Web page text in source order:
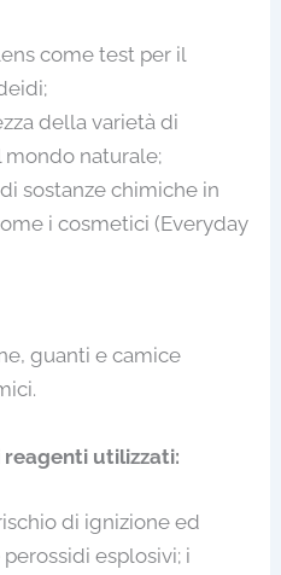
come test per il
della varietà di
naturale;
sostanze chimiche in
i cosmetici (Everyday
guanti e camice
reagenti utilizzati:
di ignizione ed
esplosivi; i